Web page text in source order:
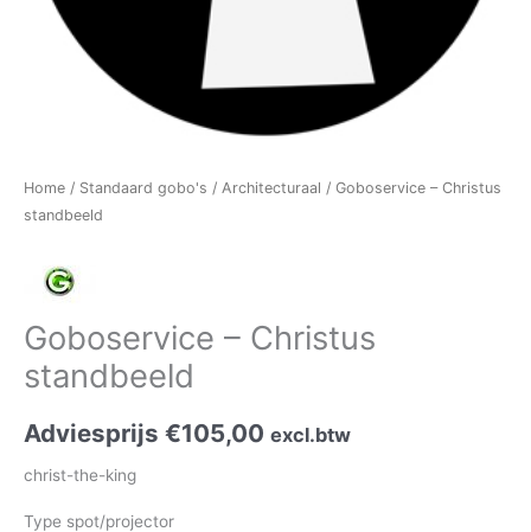
Home / Standaard gobo's / Architecturaal / Goboservice – Christus
standbeeld
Goboservice – Christus
standbeeld
Adviesprijs €105,00 excl.btw
christ-the-king
Type spot/projector